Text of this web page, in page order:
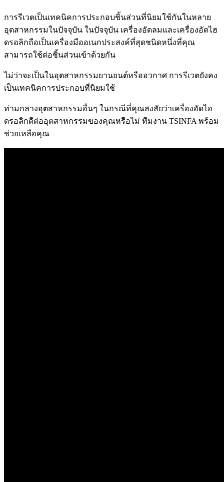
การรีเวตเป็นเทคนิคการประกอบชิ้นส่วนที่นิยมใช้กันในหลาย
อุตสาหกรรมในปัจจุบัน ในปัจจุบัน เครื่องอัดลมและเครื่องอัดไฮ
ดรอลิกถือเป็นเครื่องมืออเนกประสงค์ที่สุดชนิดหนึ่งที่คุณ
สามารถใช้ต่อชิ้นส่วนเข้าด้วยกัน
ไม่ว่าจะเป็นในอุตสาหกรรมยานยนต์หรืออวกาศ การรีเวตยังคง
เป็นเทคนิคการประกอบที่นิยมใช้
ท่ามกลางอุตสาหกรรมอื่นๆ ในกรณีที่คุณสงสัยว่าเครื่องอัดไฮ
ดรอลิกดีต่ออุตสาหกรรมของคุณหรือไม่ ทีมงาน TSINFA พร้อม
ช่วยเหลือคุณ